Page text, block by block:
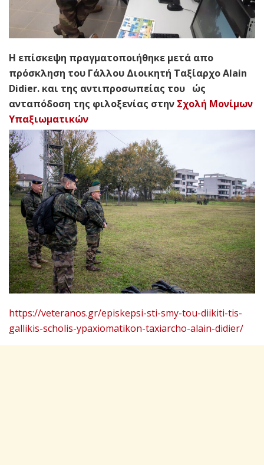
Η επίσκεψη πραγματοποιήθηκε μετά απο
πρόσκληση του Γάλλου Διοικητή Ταξίαρχο Alain
Didier. και της αντιπροσωπείας του ώς
ανταπόδοση της φιλοξενίας στην Σχολή Μονίμων
Υπαξιωματικών
https://veteranos.gr/episkepsi-sti-smy-tou-diikiti-tis-
gallikis-scholis-ypaxiomatikon-taxiarcho-alain-didier/